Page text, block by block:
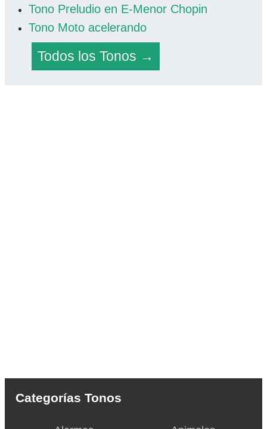
Tono Preludio en E-Menor Chopin
Tono Moto acelerando
Todos los Tonos →
Categorías Tonos